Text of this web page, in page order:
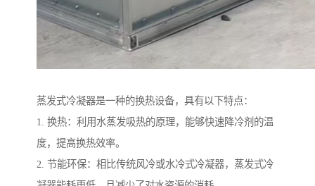
蒸发式冷凝器是一种的换热设备，具有以下特点：
1. 换热：利用水蒸发吸热的原理，能够快速降冷剂的温
度，提高换热效率。
2. 节能环保：相比传统风冷或水冷式冷凝器，蒸发式冷